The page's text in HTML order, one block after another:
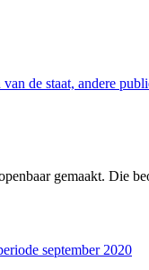
de staat, andere
gemaakt. Die
september 2020